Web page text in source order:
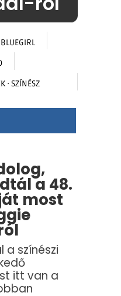
BLUEGIRL
· SZÍNÉSZ
a 48.
most
a színészi
itt van a